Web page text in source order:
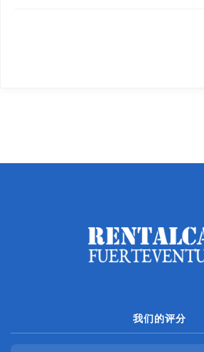
我们的评分